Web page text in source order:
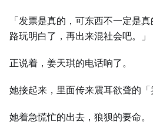
「发票是真的，可东西不一定是
路玩明白了，再出来混社会吧。」
正说着，姜天琪的电话响了。
她接起来，里面传来震耳欲聋的「
她着急慌忙的出去，狼狈的要命。